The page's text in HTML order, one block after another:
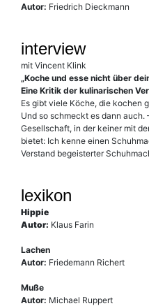
Autor: Friedrich Dieckmann
interview
mit Vincent Klink
„Koche und esse nicht über
Eine Kritik der kulinarischen
Es gibt viele Köche, die kochen
Und so schmeckt es dann auch.
Gesellschaft, in der keiner mit
bietet: Ich kenne einen
Verstand begeisterter
lexikon
Hippie
Autor: Klaus Farin
Lachen
Autor: Friedemann Richert
Muße
Autor: Michael Ruppert